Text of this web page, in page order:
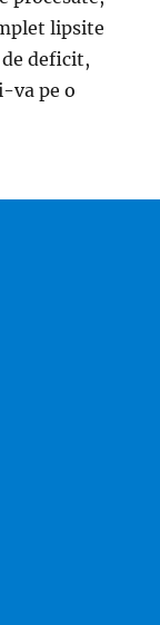
lipsite
deficit,
va pe o